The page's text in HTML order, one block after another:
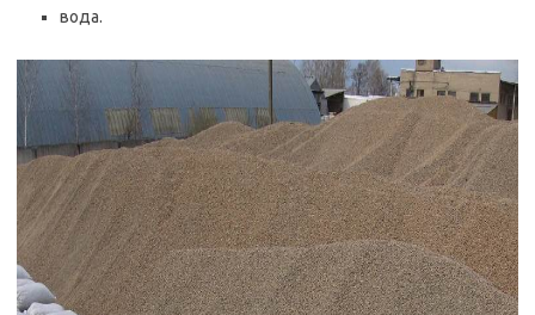
вода.